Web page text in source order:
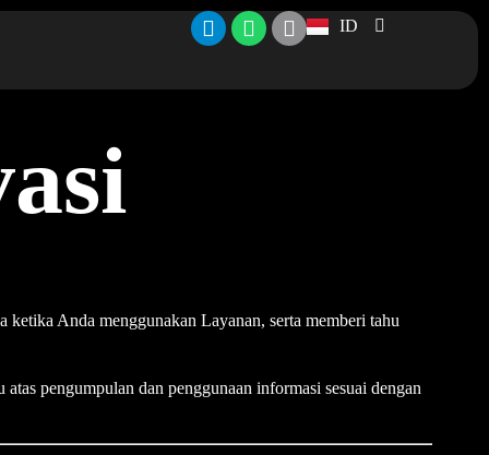
ID
Anda menggunakan Layanan, serta memberi tahu
pengumpulan dan penggunaan informasi sesuai dengan